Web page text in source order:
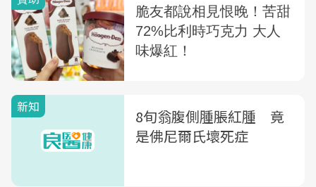
新知
8旬翁腹側腫脹紅腫 竟
是佛尼爾氏壞死症